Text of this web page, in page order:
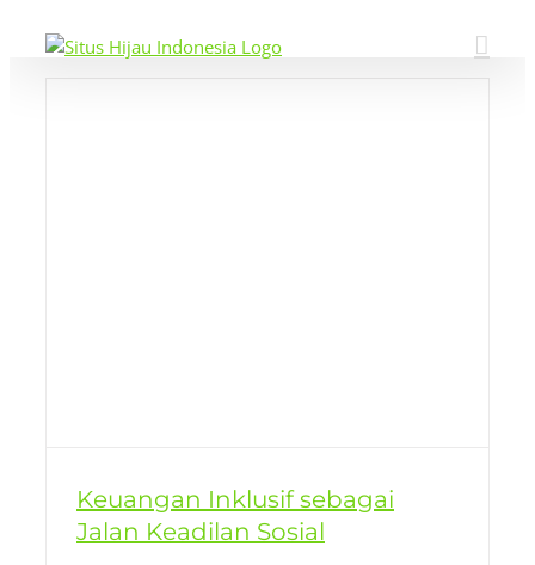
Keuangan Inklusif sebagai
Jalan Keadilan Sosial